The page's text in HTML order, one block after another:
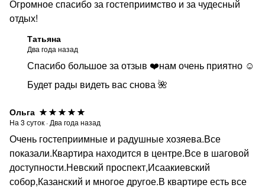
Огромное спасибо за гостеприимство и за чудесный
отдых!
Татьяна
Два года назад
Спасибо большое за отзыв ❤️нам очень приятно ☺️
Будет рады видеть вас снова 🌺
Ольга
На 3 суток · Два года назад
Очень гостеприимные и радушные хозяева.Все
показали.Квартира находится в центре.Все в шаговой
доступности.Невский проспект,Исаакиевский
собор,Казанский и многое другое.В квартире есть все